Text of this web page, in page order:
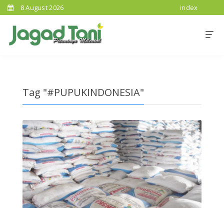
8 August 2026 index
Tag "#PUPUKINDONESIA"